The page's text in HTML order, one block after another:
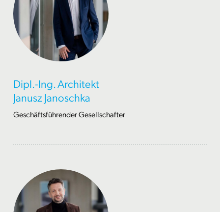
Dipl.-Ing. Architekt
Janusz Janoschka
Geschäftsführender Gesellschafter